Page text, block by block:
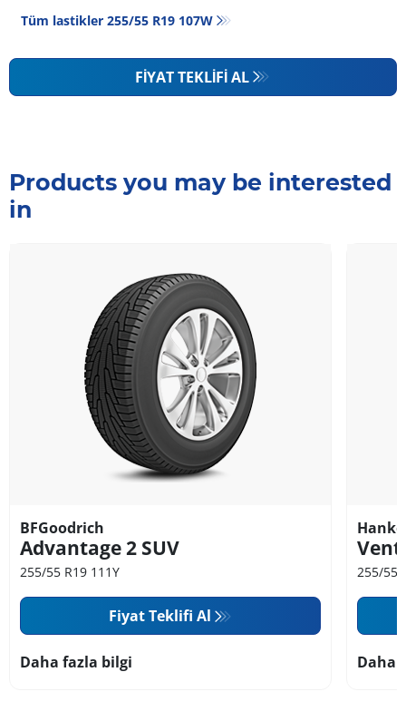
Tüm lastikler‎ 255/55 R19 107W
FIYAT TEKLIFI AL
Products you may be interested
in
BFGoodrich
Advantage 2 SUV
255/55 R19 111Y
Fiyat Teklifi Al
Daha fazla bilgi
255/55
Daha